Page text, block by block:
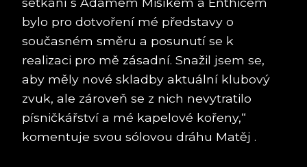
bylo pro dotvoření mé představy o
současném směru a posunutí se k
realizaci pro mě zásadní. Snažil jsem se,
aby měly nové skladby aktuální klubový
zvuk, ale zároveň se z nich nevytratilo
písničkářství a mé kapelové kořeny,“
komentuje svou sólovou dráhu Matěj .